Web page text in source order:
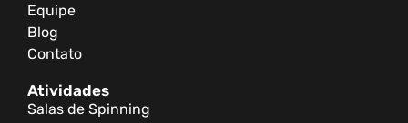
Equipe
Blog
Contato
Atividades
Salas de Spinning